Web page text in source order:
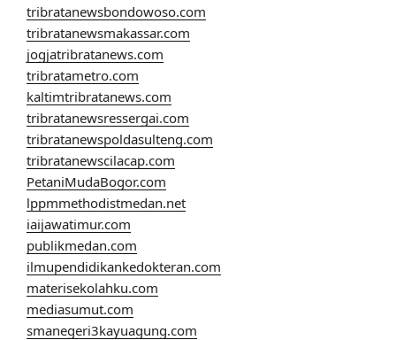
tribratanewsbondowoso.com
tribratanewsmakassar.com
jogjatribratanews.com
tribratametro.com
kaltimtribratanews.com
tribratanewsressergai.com
tribratanewspoldasulteng.com
tribratanewscilacap.com
PetaniMudaBogor.com
lppmmethodistmedan.net
iaijawatimur.com
publikmedan.com
ilmupendidikankedokteran.com
materisekolahku.com
mediasumut.com
smanegeri3kayuagung.com